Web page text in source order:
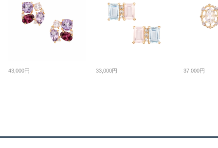
43,000円 33,000円 37,000円